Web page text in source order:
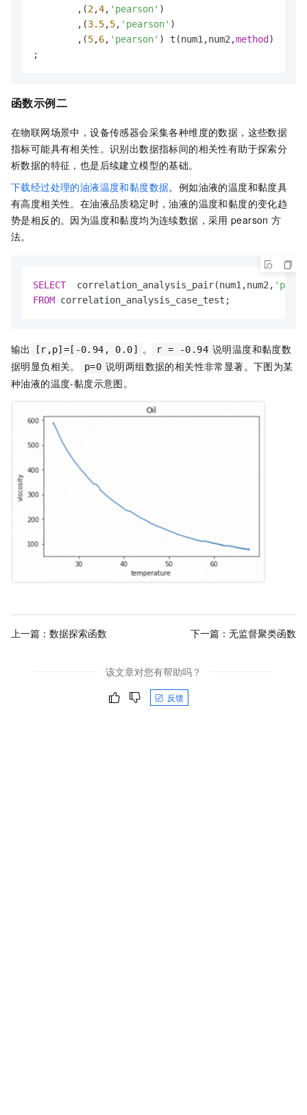
        ,(
2,4, 'pearson' )
        ,(
3.5,5, 'pearson' )
        ,(
5,6, 'pearson' ) t(num1,num2,method )
;
函数示例二
在物联网场景中，设备传感器会采集各种维度的数据，这些数据
指标可能具有相关性。识别出数据指标间的相关性有助于探索分
析数据的特征，也是后续建立模型的基础。
下载经过处理的油液温度和黏度数据。例如油液的温度和黏度具
有高度相关性。在油液品质稳定时，油液的温度和黏度的变化趋
势是相反的。因为温度和黏度均为连续数据，采用 pearson 方
法。
SELECT
  correlation_analysis_pair(num1,num2,
FROM correlation_analysis_case_test;
输出 [r,p]=[-0.94, 0.0] 。 r = -0.94 说明温度和黏度数
据明显负相关。
p=0 说明两组数据的相关性非常显著。下图为某
种油液的温度-黏度示意图。
上一篇： 数据探索函数 下一篇： 无监督聚类函数
该文章对您有帮助吗？
反馈